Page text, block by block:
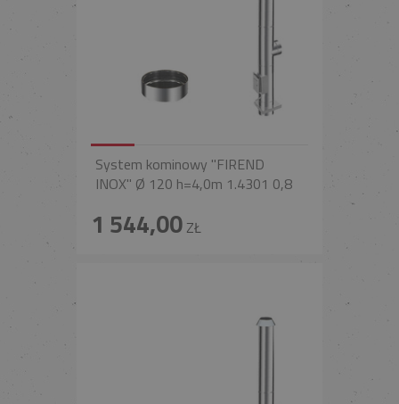
System kominowy "FIREND
INOX" Ø 120 h=4,0m 1.4301 0,8
1 544,00ZŁ